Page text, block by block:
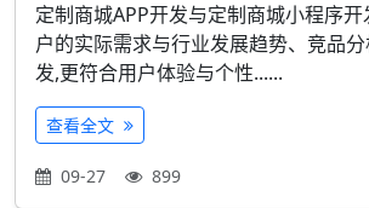
定制商城APP开发与定制商城小程序
户的实际需求与行业发展趋势、竞品
发,更符合用户体验与个性......
查看全文
09-27 899